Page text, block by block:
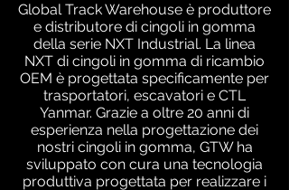
Global Track Warehouse è produttore
e distributore di cingoli in gomma
della serie NXT Industrial. La linea
NXT di cingoli in gomma di ricambio
OEM è progettata specificamente per
trasportatori, escavatori e CTL
Yanmar. Grazie a oltre 20 anni di
esperienza nella progettazione dei
nostri cingoli in gomma, GTW ha
sviluppato con cura una tecnologia
produttiva progettata per realizzare i